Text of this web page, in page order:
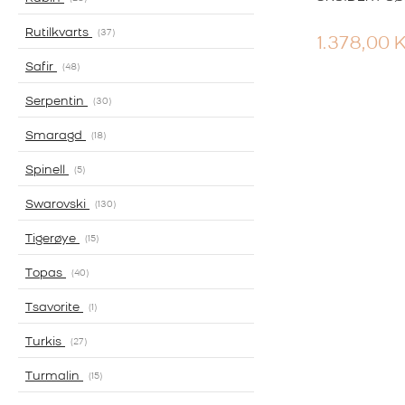
Rutilkvarts 37
Safir 48
Serpentin 30
Smaragd 18
Spinell 5
Swarovski 130
Tigerøye 15
Topas 40
Tsavorite 1
Turkis 27
Turmalin 15
1.378,00